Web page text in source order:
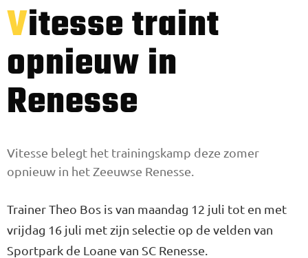
Vitesse traint
opnieuw in
Renesse
Vitesse belegt het trainingskamp deze zomer
opnieuw in het Zeeuwse Renesse.
Trainer Theo Bos is van maandag 12 juli tot en met
vrijdag 16 juli met zijn selectie op de velden van
Sportpark de Loane van SC Renesse.